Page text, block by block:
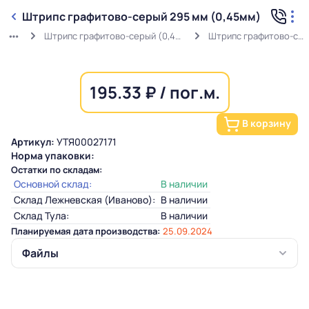
Штрипс графитово-серый 295 мм (0,45мм)
Штрипс графитово-серый (0,45мм) RAL 7024 в защитной пленке Штрипс графитово-серый 295 мм (0,45мм)
195.33 ₽ / пог.м.
В корзину
Артикул: УТЯ00027171
Норма упаковки:
Остатки по складам:
Основной склад:
В наличии
Склад Лежневская (Иваново): В наличии
Склад Тула:
В наличии
Планируемая дата производства: 25.09.2024
Файлы